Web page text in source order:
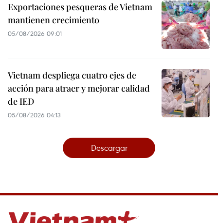
Exportaciones pesqueras de Vietnam
mantienen crecimiento
05/08/2026 09:01
Vietnam despliega cuatro ejes de
acción para atraer y mejorar calidad
de IED
05/08/2026 04:13
Descargar